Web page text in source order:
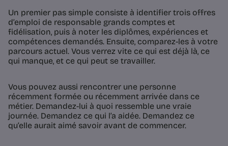
Un premier pas simple consiste à identifier trois offres
d’emploi de responsable grands comptes et
fidélisation, puis à noter les diplômes, expériences et
compétences demandés. Ensuite, comparez-les à votre
parcours actuel. Vous verrez vite ce qui est déjà là, ce
qui manque, et ce qui peut se travailler.
Vous pouvez aussi rencontrer une personne
récemment formée ou récemment arrivée dans ce
métier. Demandez-lui à quoi ressemble une vraie
journée. Demandez ce qui l’a aidée. Demandez ce
qu’elle aurait aimé savoir avant de commencer.